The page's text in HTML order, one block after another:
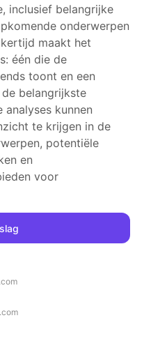
inclusief belangrijke
onderwerpen
maakt het
één die de
toont en een
belangrijkste
kunnen
te krijgen in de
potentiële
en
voor